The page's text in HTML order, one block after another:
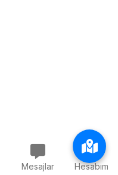
Mesajlar Hesabım